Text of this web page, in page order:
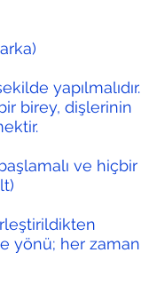
yapılmalıdır.
birey, dişlerinin
ve hiçbir
yönü; her zaman